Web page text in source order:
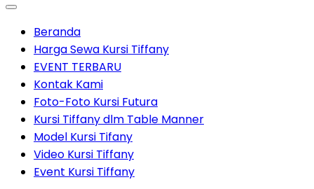
Beranda
Harga Sewa Kursi Tiffany
EVENT TERBARU
Kontak Kami
Foto-Foto Kursi Futura
Kursi Tiffany dlm Table Manner
Model Kursi Tifany
Video Kursi Tiffany
Event Kursi Tiffany